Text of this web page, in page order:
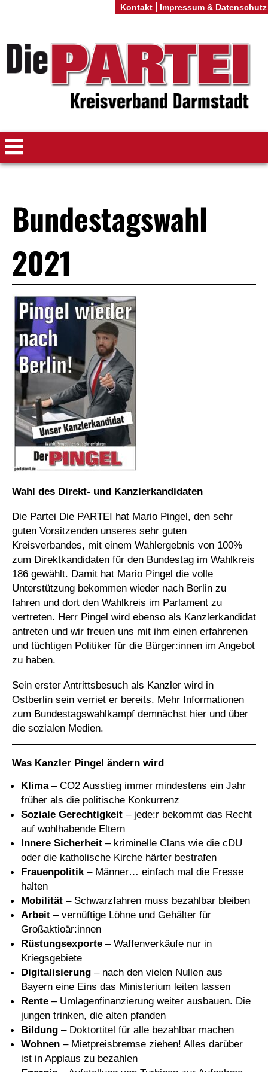
Bundestagswahl
2021
Wahl des Direkt- und Kanzlerkandidaten
Die Partei Die PARTEI hat Mario Pingel, den sehr
guten Vorsitzenden unseres sehr guten
Kreisverbandes, mit einem Wahlergebnis von 100%
zum Direktkandidaten für den Bundestag im Wahlkreis
186 gewählt. Damit hat Mario Pingel die volle
Unterstützung bekommen wieder nach Berlin zu
fahren und dort den Wahlkreis im Parlament zu
vertreten. Herr Pingel wird ebenso als Kanzlerkandidat
antreten und wir freuen uns mit ihm einen erfahrenen
und tüchtigen Politiker für die Bürger:innen im Angebot
zu haben.
Sein erster Antrittsbesuch als Kanzler wird in
Ostberlin sein verriet er bereits. Mehr Informationen
zum Bundestagswahlkampf demnächst hier und über
die sozialen Medien.
Was Kanzler Pingel ändern wird
Klima– CO2 Ausstieg immer mindestens ein Jahr
früher als die politische Konkurrenz
Soziale Gerechtigkeit – jede:r bekommt das Recht
auf wohlhabende Eltern
Innere Sicherheit – kriminelle Clans wie die cDU
oder die katholische Kirche härter bestrafen
Frauenpolitik– Männer… einfach mal die Fresse
halten
Mobilität – Schwarzfahren muss bezahlbar bleiben
Arbeit – vernüftige Löhne und Gehälter für
Großaktioär:innen
Rüstungsexporte – Waffenverkäufe nur in
Kriegsgebiete
Digitalisierung – nach den vielen Nullen aus
Bayern eine Eins das Ministerium leiten lassen
Rente – Umlagenfinanzierung weiter ausbauen. Die
jungen trinken, die alten pfanden
Bildung – Doktortitel für alle bezahlbar machen
Wohnen – Mietpreisbremse ziehen! Alles darüber
ist in Applaus zu bezahlen
Kontakt Impressum & Datenschutz